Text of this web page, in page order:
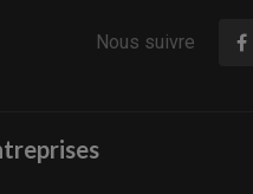
Nous suivre